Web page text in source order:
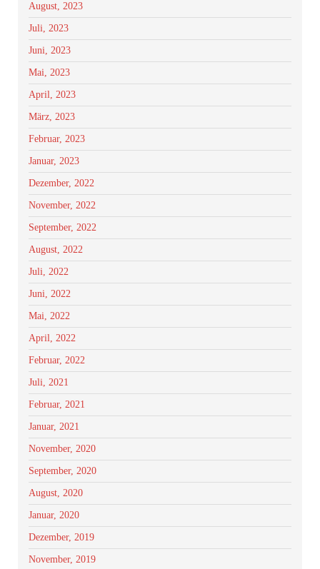
August, 2023
Juli, 2023
Juni, 2023
Mai, 2023
April, 2023
März, 2023
Februar, 2023
Januar, 2023
Dezember, 2022
November, 2022
September, 2022
August, 2022
Juli, 2022
Juni, 2022
Mai, 2022
April, 2022
Februar, 2022
Juli, 2021
Februar, 2021
Januar, 2021
November, 2020
September, 2020
August, 2020
Januar, 2020
Dezember, 2019
November, 2019